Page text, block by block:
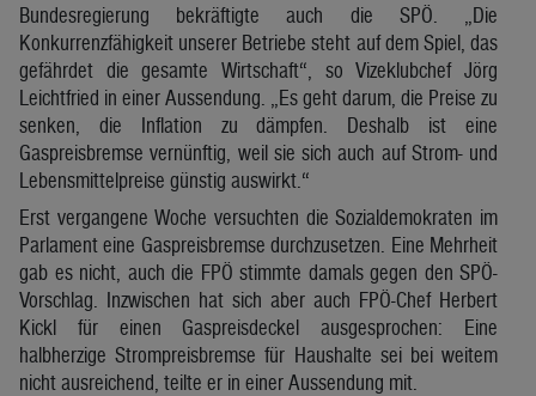
Bundesregierung bekräftigte auch die SPÖ. „Die
Konkurrenzfähigkeit unserer Betriebe steht auf dem Spiel, das
gefährdet die gesamte Wirtschaft“, so Vizeklubchef Jörg
Leichtfried in einer Aussendung. „Es geht darum, die Preise zu
senken, die Inflation zu dämpfen. Deshalb ist eine
Gaspreisbremse vernünftig, weil sie sich auch auf Strom- und
Lebensmittelpreise günstig auswirkt.“
Erst vergangene Woche versuchten die Sozialdemokraten im
Parlament eine Gaspreisbremse durchzusetzen. Eine Mehrheit
gab es nicht, auch die FPÖ stimmte damals gegen den SPÖ-
Vorschlag. Inzwischen hat sich aber auch FPÖ-Chef Herbert
Kickl für einen Gaspreisdeckel ausgesprochen: Eine
halbherzige Strompreisbremse für Haushalte sei bei weitem
nicht ausreichend, teilte er in einer Aussendung mit.